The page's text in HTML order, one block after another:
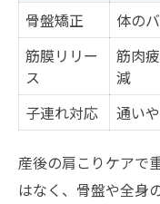
骨盤矯正
体の
筋膜リリー
ス
筋肉
減
子連れ対応
通い
産後の肩こりケアで
はなく、骨盤や全身